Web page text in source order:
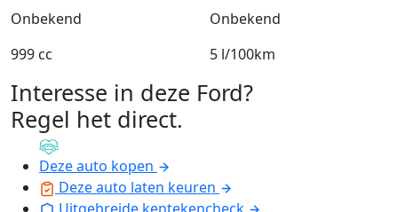
Onbekend
Onbekend
999 cc
5 l/100km
Interesse in deze Ford?
Regel het direct.
Deze auto kopen
Deze auto laten keuren